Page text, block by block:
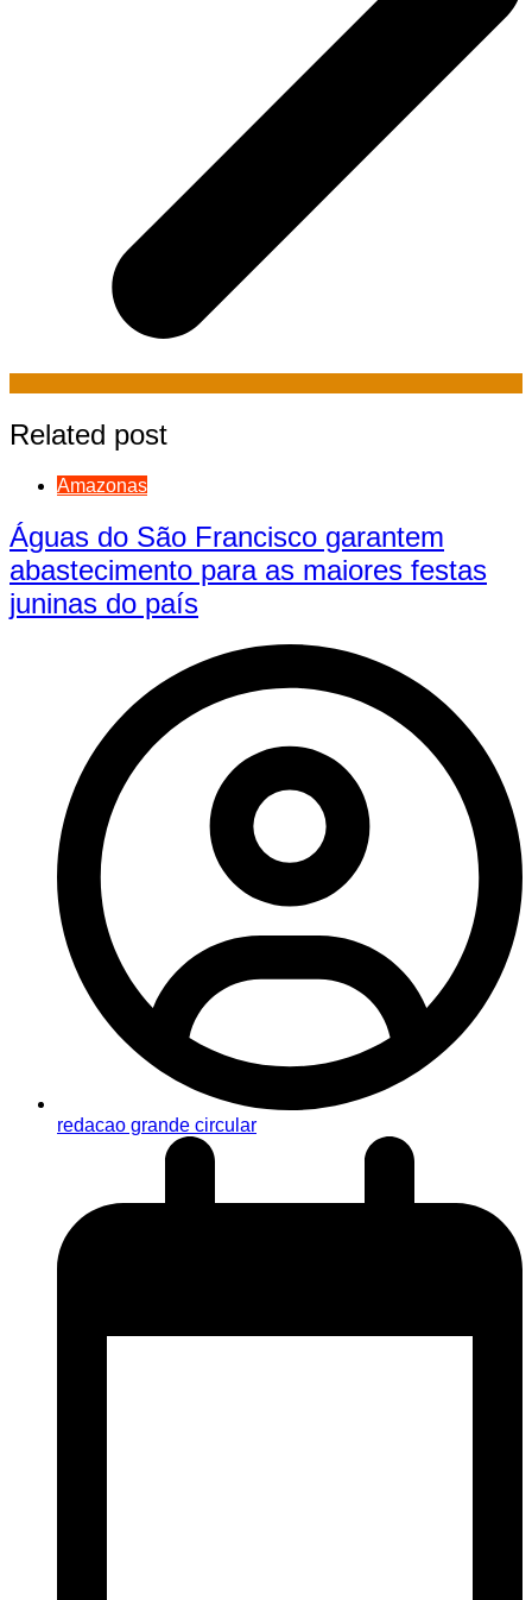
Related post
Amazonas
Águas do São Francisco garantem
abastecimento para as maiores festas
juninas do país
redacao grande circular